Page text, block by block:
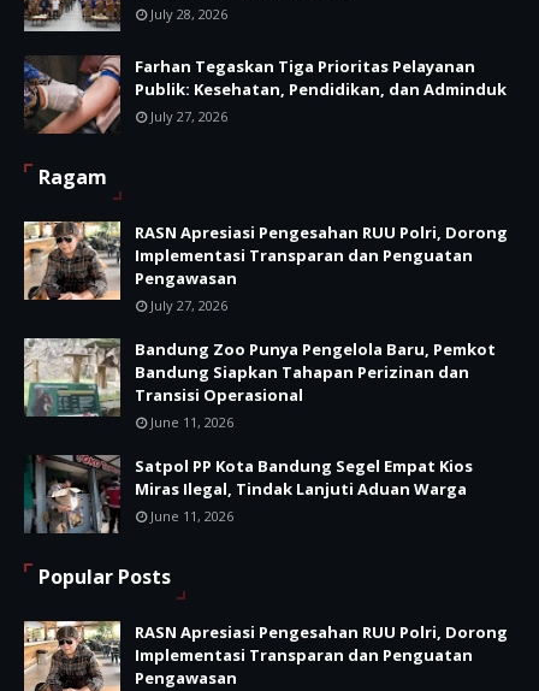
July 28, 2026
Farhan Tegaskan Tiga Prioritas Pelayanan
Publik: Kesehatan, Pendidikan, dan Adminduk
July 27, 2026
Ragam
RASN Apresiasi Pengesahan RUU Polri, Dorong
Implementasi Transparan dan Penguatan
Pengawasan
July 27, 2026
Bandung Zoo Punya Pengelola Baru, Pemkot
Bandung Siapkan Tahapan Perizinan dan
Transisi Operasional
June 11, 2026
Satpol PP Kota Bandung Segel Empat Kios
Miras Ilegal, Tindak Lanjuti Aduan Warga
June 11, 2026
Popular Posts
RASN Apresiasi Pengesahan RUU Polri, Dorong
Implementasi Transparan dan Penguatan
Pengawasan